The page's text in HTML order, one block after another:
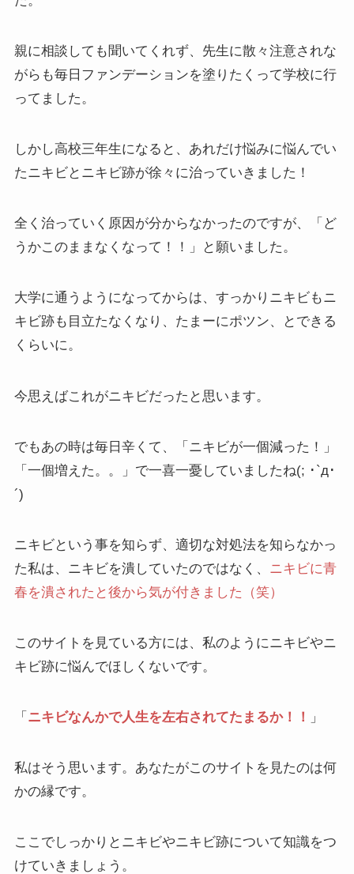
親に相談しても聞いてくれず、先生に散々注意されな
がらも毎日ファンデーションを塗りたくって学校に行
ってました。
しかし高校三年生になると、あれだけ悩みに悩んでい
たニキビとニキビ跡が徐々に治っていきました！
全く治っていく原因が分からなかったのですが、「ど
うかこのままなくなって！！」と願いました。
大学に通うようになってからは、すっかりニキビもニ
キビ跡も目立たなくなり、たまーにポツン、とできる
くらいに。
今思えばこれがニキビだったと思います。
でもあの時は毎日辛くて、「ニキビが一個減った！」
「一個増えた。。」で一喜一憂していましたね(; ･`д･
´)
ニキビという事を知らず、適切な対処法を知らなかっ
た私は、ニキビを潰していたのではなく、 ニキビに青
春を潰されたと後から気が付きました（笑）
このサイトを見ている方には、私のようにニキビやニ
キビ跡に悩んでほしくないです。
「 ニキビなんかで人生を左右されてたまるか！！ 」
私はそう思います。あなたがこのサイトを見たのは何
かの縁です。
ここでしっかりとニキビやニキビ跡について知識をつ
けていきましょう。